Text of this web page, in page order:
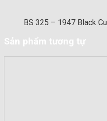
BS 325 – 1947 Black
Sản phẩm tương tự